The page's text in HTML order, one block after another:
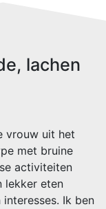
lachen
vrouw uit het
met bruine
activiteiten
lekker eten
Ik ben